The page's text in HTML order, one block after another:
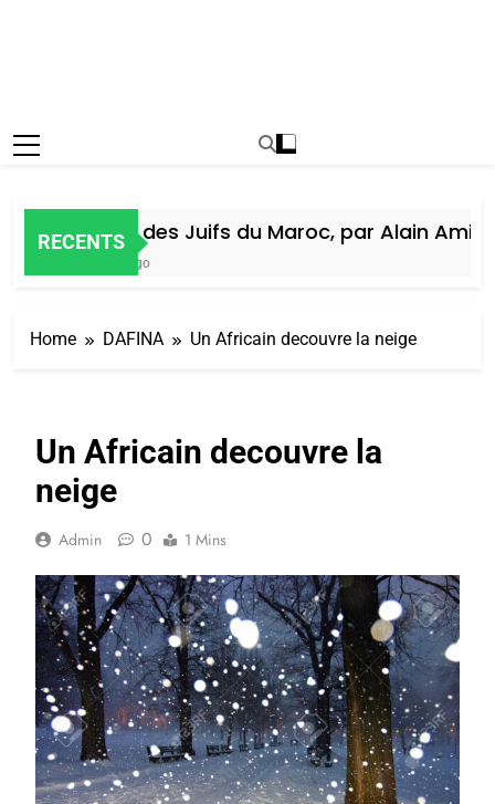
RECENTS
Histoire des Juifs du Maroc, par Alain Amiel
Home DAFINA Un Africain decouvre la neige
Un Africain decouvre la
neige
Admin 0 1 Mins